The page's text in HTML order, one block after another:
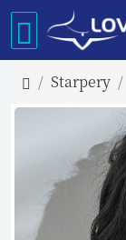
Starpery